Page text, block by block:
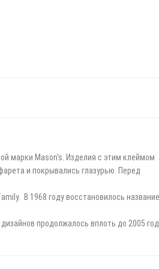
марки Mason's. Изделия с этим клеймом
и покрывались глазурью. Перед
В 1968 году восстановилось
продолжалось вплоть до 2005